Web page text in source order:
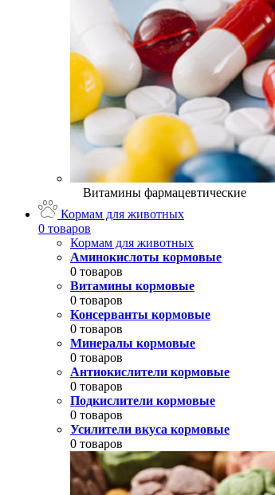
Витамины фармацевтические
Кормам для животных
0 товаров
Кормам для животных
Аминокислоты кормовые
0 товаров
Витамины кормовые
0 товаров
Консерванты кормовые
0 товаров
Минералы кормовые
0 товаров
Антиокислители кормовые
0 товаров
Подкислители кормовые
0 товаров
Усилители вкуса кормовые
0 товаров